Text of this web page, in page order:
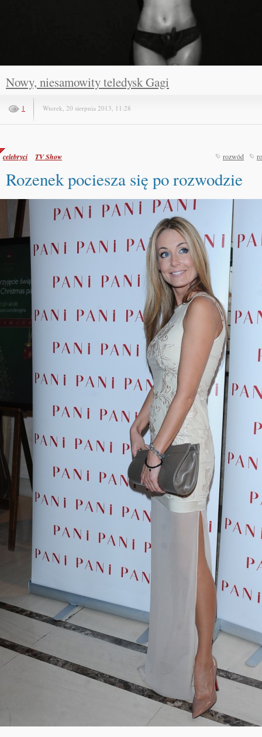
Nowy, niesamowity teledysk Gagi
1 Wtorek, 20 sierpnia 2013, 11:28
celebryci TV Show rozwód
Rozenek pociesza się po rozwodzie